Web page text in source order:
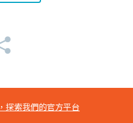
，探索我們的官方平台